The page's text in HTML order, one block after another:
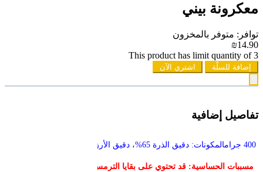
معكرونة بيني
توافر: متوفر بالمخزون
₪14.90
This product has limit quantity of 3
إضافة للسلّة اشتري الآن
تفاصيل إضافية
400 جرامالمكونات: دقيق الذرة 65%، دقيق الأرز 34.5%، مستحلب E471
مسببات الحساسية: قد تحتوي على بقايا الترمس والحليب والبيض